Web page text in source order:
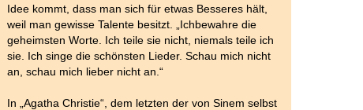
Idee kommt, dass man sich für etwas Besseres hält,
weil man gewisse Talente besitzt. „Ichbewahre die
geheimsten Worte. Ich teile sie nicht, niemals teile ich
sie. Ich singe die schönsten Lieder. Schau mich nicht
an, schau mich lieber nicht an.“
In „Agatha Christie“, dem letzten der von Sinem selbst